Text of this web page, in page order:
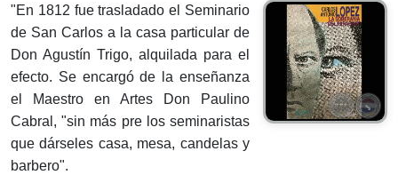
"En 1812 fue trasladado el Seminario
de San Carlos a la casa particular de
Don Agustín Trigo, alquilada para el
efecto. Se encargó de la enseñanza
el Maestro en Artes Don Paulino
Cabral, "sin más pre los seminaristas
que dárseles casa, mesa, candelas y
barbero".